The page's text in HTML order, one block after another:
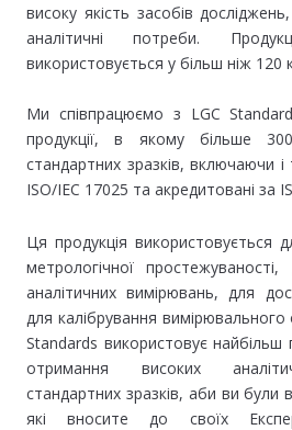
високу якість засобів
аналітичні потреби.
використовується у більш ніж 120
Ми співпрацюємо з LGC
продукції, в якому більше
стандартних зразків, включаючи і
ISO/IEC 17025 та акредитовані за
Ця продукція використовується
метрологічної простежуваності,
аналітичних вимірювань, для
для калібрування
Standards використовує найбільш
отримання високих
стандартних зразків, аби ви були
які вносите до своїх